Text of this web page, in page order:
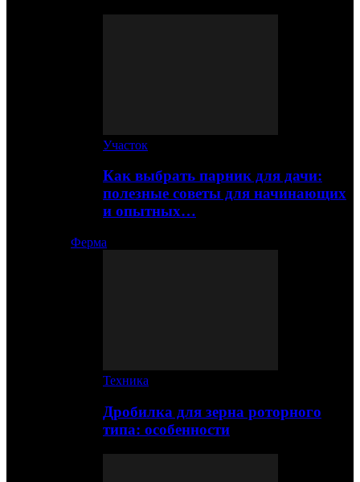
Участок
Как выбрать парник для дачи:
полезные советы для начинающих
и опытных…
Ферма
Техника
Дробилка для зерна роторного
типа: особенности